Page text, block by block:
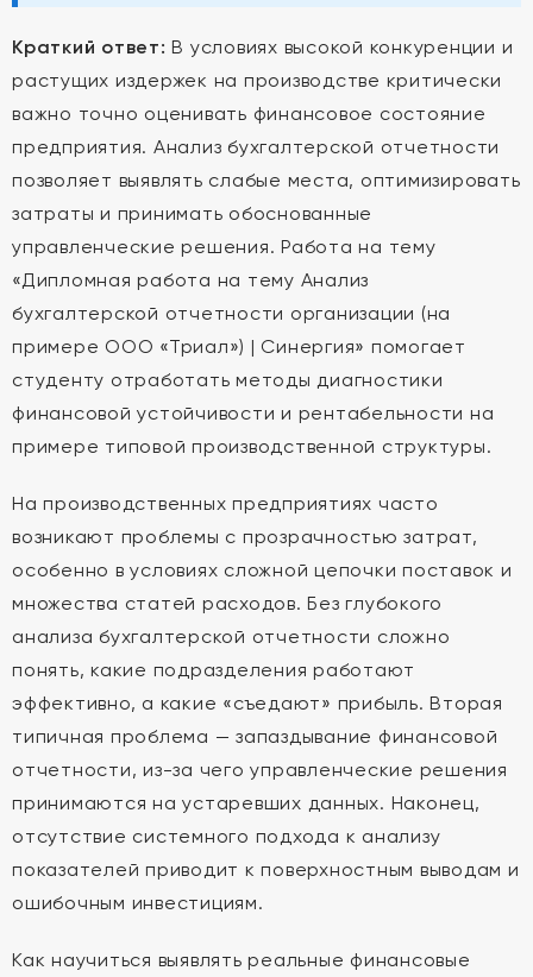
Краткий ответ: В условиях высокой конкуренции и
растущих издержек на производстве критически
важно точно оценивать финансовое состояние
предприятия. Анализ бухгалтерской отчетности
позволяет выявлять слабые места, оптимизировать
затраты и принимать обоснованные
управленческие решения. Работа на тему
«Дипломная работа на тему Анализ
бухгалтерской отчетности организации (на
примере ООО «Триал») | Синергия» помогает
студенту отработать методы диагностики
финансовой устойчивости и рентабельности на
примере типовой производственной структуры.
На производственных предприятиях часто
возникают проблемы с прозрачностью затрат,
особенно в условиях сложной цепочки поставок и
множества статей расходов. Без глубокого
анализа бухгалтерской отчетности сложно
понять, какие подразделения работают
эффективно, а какие «съедают» прибыль. Вторая
типичная проблема — запаздывание финансовой
отчетности, из-за чего управленческие решения
принимаются на устаревших данных. Наконец,
отсутствие системного подхода к анализу
показателей приводит к поверхностным выводам и
ошибочным инвестициям.
Как научиться выявлять реальные финансовые